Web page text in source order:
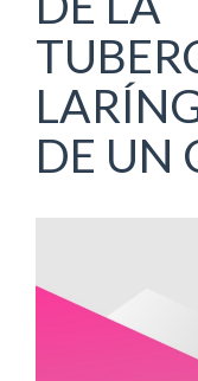
DE UN
lateral
del